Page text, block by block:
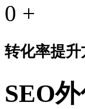
0 +
转化率提升
SEO